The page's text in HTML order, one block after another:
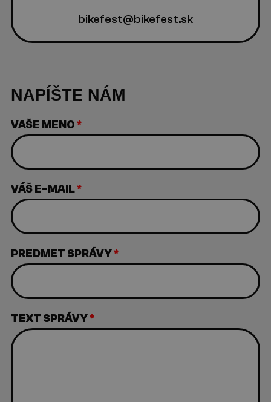
bikefest@bikefest.sk
NAPÍŠTE NÁM
VAŠE MENO*
VÁŠ E-MAIL*
PREDMET SPRÁVY*
TEXT SPRÁVY*